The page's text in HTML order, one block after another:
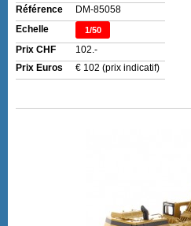
Référence
DM-85058
Echelle
1/50
Prix CHF
102.-
Prix Euros
€ 102 (prix indicatif)